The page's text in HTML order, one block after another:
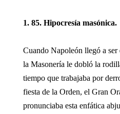
1. 85. Hipocresía masónica.
Cuando Napoleón llegó a
la Masonería le dobló la
tiempo que trabajaba por
fiesta de la Orden, el Gran
pronunciaba esta enfática